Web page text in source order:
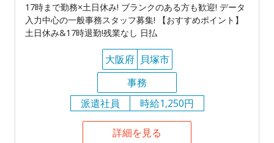
17時まで勤務×土日休み! ブランクのある方も歓迎! データ
入力中心の一般事務スタッフ募集! 【おすすめポイント】
土日休み&17時退勤!残業なし 日払
大阪府 貝塚市
事務
派遣社員
時給1,250円
詳細を見る